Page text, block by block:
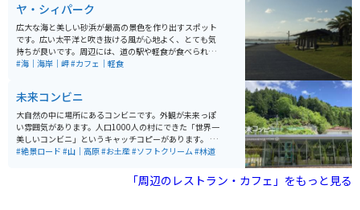
キャンプ場があります。 キャンプ場の奧の林の中には自
由に使えるハンモック（5,6本ほど）のエリアもありま
す。平屋の倉庫はエリアが分かれており、飲食を注文す
るエリアと展示&ステージエリアがあります。 3階建ての
倉庫の方は、1階は主に4輪、2階と3階は、2輪が展示さ
プエリアを含めて、注文した食べ物をどこで食べてもOK
です。自分のバイクの側で食べるもよし、展示を見なが
らや、海を見ながらタープの下で・・などなど。 白髪長
髪、髭のご主人もバイク乗りで、数十台所有し、展示し
ています。60年〜80年くらいの昔懐かしいバイクが何点
も展示されており、見ているだけで楽しめます。写真撮
ヤ・シィパーク
広大な海と美しい砂浜が最高の景色を作り出すスポット
です。広い太平洋と吹き抜ける風が心地よく、とても気
持ちが良いです。周辺には、道の駅や軽食が食べられる
レストラン、スイーツ店、農産物直売所など、多数の施
#海｜海岸｜岬#カフェ｜軽食
未来コンビニ
大自然の中に場所にあるコンビニです。外観が未来っぽ
い雰囲気があります。人口1000人の村にできた「世界一
美しいコンビニ」というキャッチコピーがあります。 売
っているものは、日用品やお土産、地域名産品などがあ
りのんびり大自然を満喫しながら休憩できるスポットで
#絶景ロード #山｜高原#お土産#ソフトクリーム#林道
「周辺のレストラン・カフェ」をもっと見る